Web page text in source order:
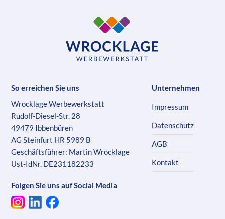
So erreichen Sie uns
Wrocklage Werbewerkstatt
Rudolf-Diesel-Str. 28
49479 Ibbenbüren
AG Steinfurt HR 5989 B
Geschäftsführer: Martin Wrocklage
Ust-IdNr. DE231182233
Folgen Sie uns auf Social Media
Unternehmen
Impressum
Datenschutz
AGB
Kontakt